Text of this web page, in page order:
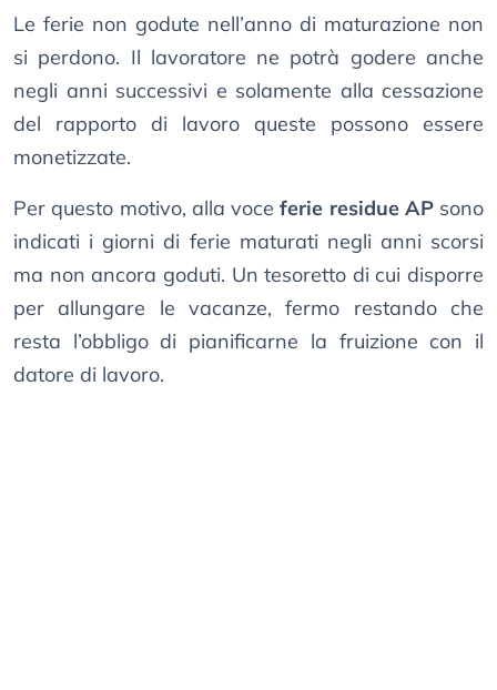
Le ferie non godute nell’anno di maturazione non
si perdono. Il lavoratore ne potrà godere anche
negli anni successivi e solamente alla cessazione
del rapporto di lavoro queste possono essere
monetizzate.
Per questo motivo, alla voceferie residue APsono
indicati i giorni di ferie maturati negli anni scorsi
ma non ancora goduti. Un tesoretto di cui disporre
per allungare le vacanze, fermo restando che
resta l’obbligo di pianificarne la fruizione con il
datore di lavoro.